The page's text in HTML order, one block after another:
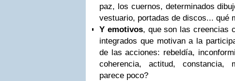
paz, los cuernos, determinados
vestuario, portadas de discos... qué
Y emotivos, que son las creencias
integrados que motivan a la
de las acciones: rebeldía,
coherencia, actitud, constancia,
parece poco?